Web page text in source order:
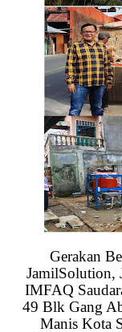
Gerakan
JamilSolution,
IMFAQ
49 Blk Gang
Manis Kota